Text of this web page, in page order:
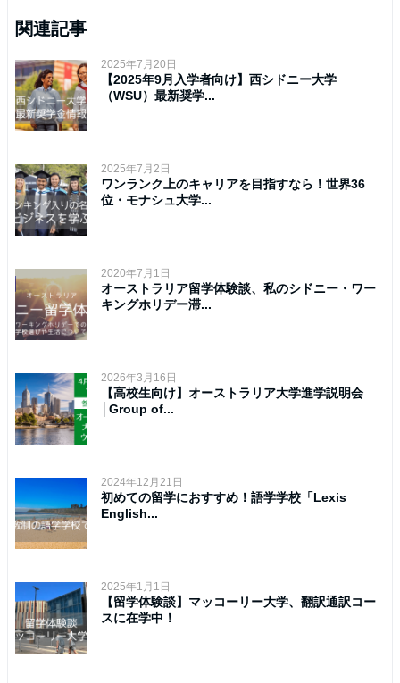
関連記事
2025年7月20日
【2025年9月入学者向け】西シドニー大学
（WSU）最新奨学...
2025年7月2日
ワンランク上のキャリアを目指すなら！世界36
位・モナシュ大学...
2020年7月1日
オーストラリア留学体験談、私のシドニー・ワー
キングホリデー滞...
2026年3月16日
【高校生向け】オーストラリア大学進学説明会
│Group of...
2024年12月21日
初めての留学におすすめ！語学学校「Lexis
English...
2025年1月1日
【留学体験談】マッコーリー大学、翻訳通訳コー
スに在学中！